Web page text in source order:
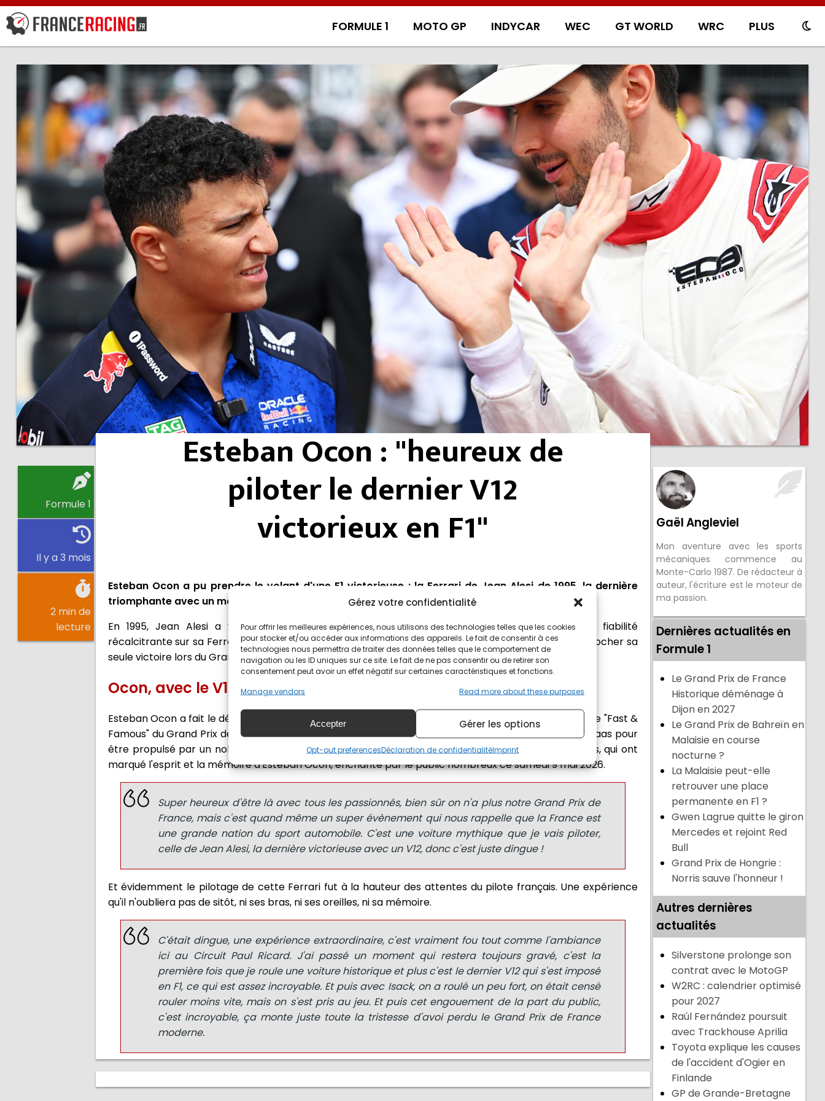
Gérez votre confidentialité
Pour offrir les meilleures expériences, nous utilisons des technologies telles que les cookies
pour stocker et/ou accéder aux informations des appareils. Le fait de consentir à ces
technologies nous permettra de traiter des données telles que le comportement de
navigation ou les ID uniques sur ce site. Le fait de ne pas consentir ou de retirer son
consentement peut avoir un effet négatif sur certaines caractéristiques et fonctions.
Manage vendors
Read more about these purposes
Accepter Gérer les options
Opt-out preferencesDéclaration de confidentialitéImprint
FORMULE 1 MOTO GP INDYCAR WEC GT WORLD WRC PLUS
Formule 1
Il y a 3 mois
2 min de
lecture
Esteban Ocon : "heureux de
piloter le dernier V12
victorieux en F1"
Esteban Ocon a pu prendre le volant d'une F1 victorieuse : la Ferrari de Jean Alesi de 1995, la dernière
triomphante avec un moteur V12.
En 1995, Jean Alesi a vécu une saison ponctuée de nombreuses déceptions à cause d'une fiabilité
récalcitrante sur sa Ferrari 412T2. Mais, c'est aussi paradoxalement, la saison qui lui a permis de décrocher sa
seule victoire lors du Grand Prix du Canada.
Ocon, avec le V12 Ferrari dans le dos
Esteban Ocon a fait le déplacement dans le Var, sur le Circuit Paul Ricard, pour participer à la parade "Fast &
Famous" du Grand Prix de France Historique. Pour l'occasion, il troque le V6 1,6 Turbo hybride de sa Haas pour
être propulsé par un noble V12 3,0l de près de 730 ch. Des sensations évidemment très différentes, qui ont
marqué l'esprit et la mémoire d'Esteban Ocon, enchanté par le public nombreux ce samedi 9 mai 2026.
Super heureux d'être là avec tous les passionnés, bien sûr on n'a plus notre Grand Prix de
France, mais c'est quand même un super évènement qui nous rappelle que la France est
une grande nation du sport automobile. C'est une voiture mythique que je vais piloter,
celle de Jean Alesi, la dernière victorieuse avec un V12, donc c'est juste dingue !
Et évidemment le pilotage de cette Ferrari fut à la hauteur des attentes du pilote français. Une expérience
qu'il n'oubliera pas de sitôt, ni ses bras, ni ses oreilles, ni sa mémoire.
C'était dingue, une expérience extraordinaire, c'est vraiment fou tout comme l'ambiance
ici au Circuit Paul Ricard. J'ai passé un moment qui restera toujours gravé, c'est la
première fois que je roule une voiture historique et plus c'est le dernier V12 qui s'est imposé
en F1, ce qui est assez incroyable. Et puis avec Isack, on a roulé un peu fort, on était censé
rouler moins vite, mais on s'est pris au jeu. Et puis cet engouement de la part du public,
c'est incroyable, ça monte juste toute la tristesse d'avoi perdu le Grand Prix de France
moderne.
Gaël Angleviel
Mon aventure avec les sports
mécaniques commence au
Monte-Carlo 1987. De rédacteur à
auteur, l'écriture est le moteur de
ma passion.
Dernières actualités en
Formule 1
Le Grand Prix de France
Historique déménage à
Dijon en 2027
Le Grand Prix de Bahreïn en
Malaisie en course
nocturne ?
La Malaisie peut-elle
retrouver une place
permanente en F1 ?
Gwen Lagrue quitte le giron
Mercedes et rejoint Red
Bull
Grand Prix de Hongrie :
Norris sauve l'honneur !
Autres dernières
actualités
Silverstone prolonge son
contrat avec le MotoGP
W2RC : calendrier optimisé
pour 2027
Raúl Fernández poursuit
avec Trackhouse Aprilia
Toyota explique les causes
de l'accident d'Ogier en
Finlande
GP de Grande-Bretagne